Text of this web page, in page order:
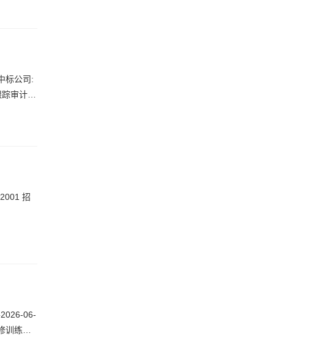
标公司:
审计服
招
06-
练平